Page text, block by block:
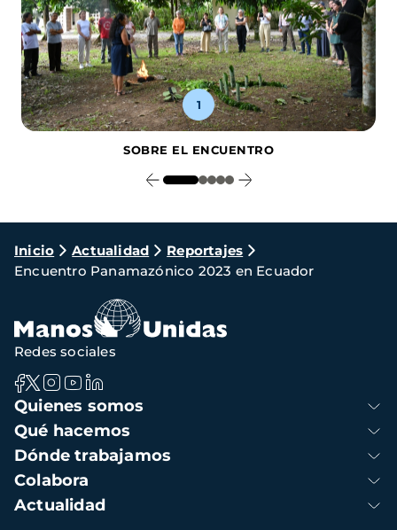
1
SOBRE EL ENCUENTRO
Ruta
de
navegación
Inicio Actualidad
Reportajes
Encuentro Panamazónico 2023 en Ecuador
Navegación
principal
Quienes somos
Qué hacemos
Dónde trabajamos
Colabora
Actualidad
Redes sociales